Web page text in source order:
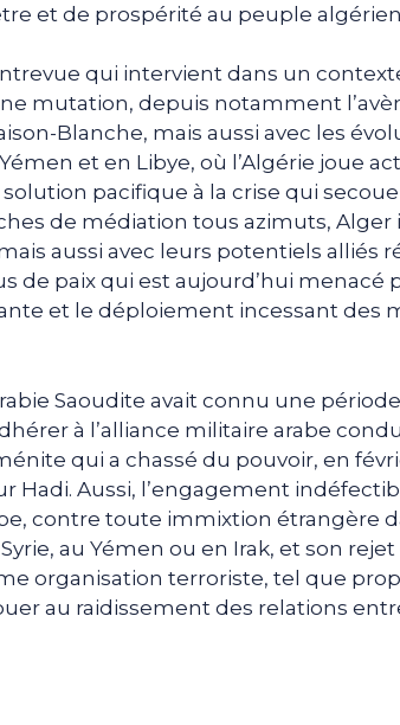
et de prospérité au peuple
qui intervient dans un
mutation, depuis notamment
Blanche, mais aussi avec les
et en Libye, où l’Algérie joue
pacifique à la crise qui
de médiation tous azimuts, Alger
aussi avec leurs potentiels alliés
de paix qui est aujourd’hui menacé
et le déploiement incessant des
Saoudite avait connu une
à l’alliance militaire arabe
qui a chassé du pouvoir, en
Hadi. Aussi, l’engagement
contre toute immixtion étrangère
au Yémen ou en Irak, et son rejet
organisation terroriste, tel que
au raidissement des relations